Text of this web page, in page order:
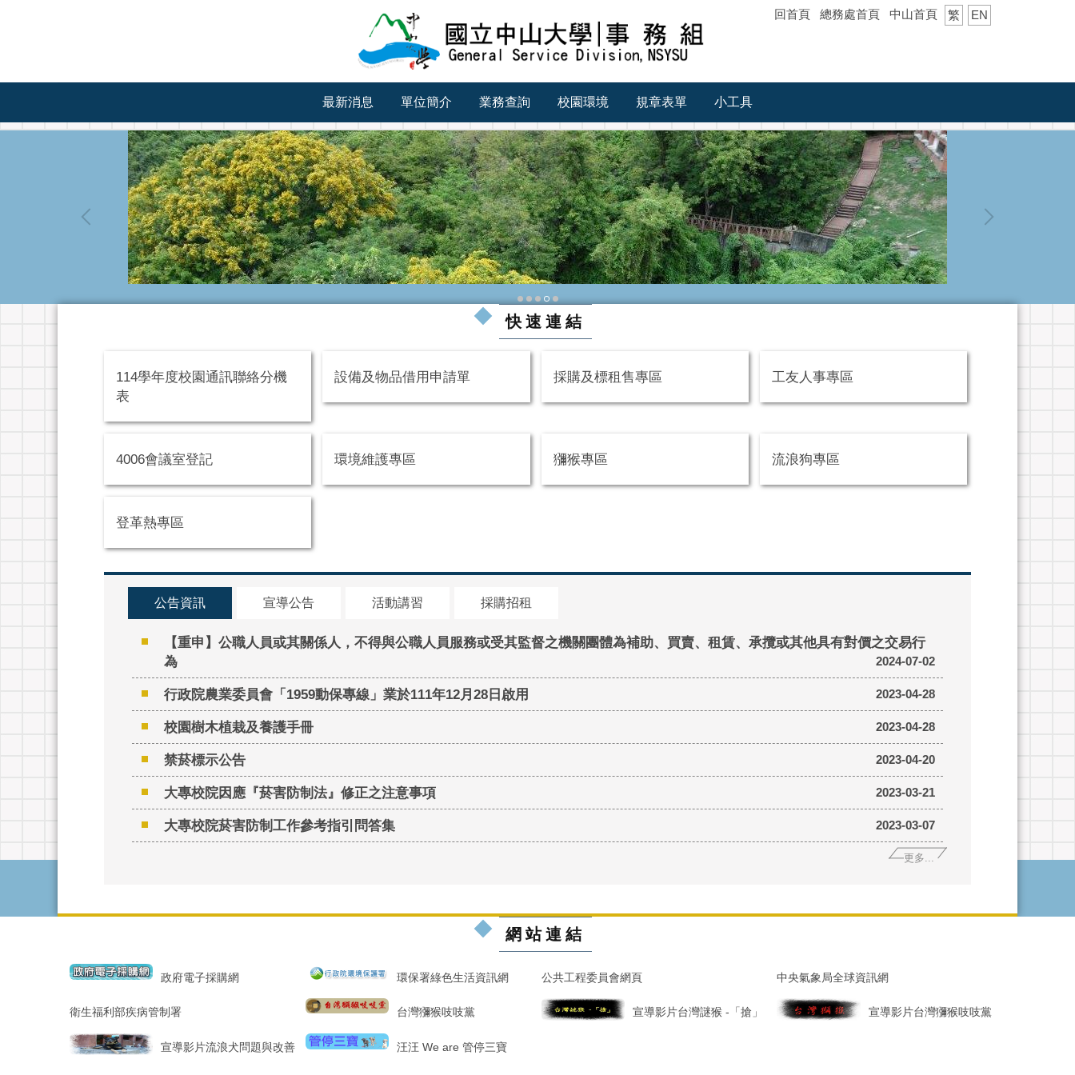
內
回首頁 總務處首頁 中山首頁 繁 EN
最新消息 單位簡介 業務查詢 校園環境 規章表單 小工具
快速連結
114學年度校園通訊聯絡分機
表
設備及物品借用申請單 採購及標租售專區 工友人事專區
4006會議室登記 環境維護專區 獼猴專區 流浪狗專區
登革熱專區
公告資訊 宣導公告 活動講習 採購招租
【重申】公職人員或其關係人，不得與公職人員服務或受其監督之機關團體為補助、買賣、租賃、承攬或其他具有對價之交易行
為
2024-07-02
行政院農業委員會「1959動保專線」業於111年12月28日啟用 2023-04-28
校園樹木植栽及養護手冊 2023-04-28
禁菸標示公告 2023-04-20
大專校院因應『菸害防制法』修正之注意事項 2023-03-21
大專校院菸害防制工作參考指引問答集 2023-03-07
更多...
網站連結
政府電子採購網 環保署綠色生活資訊網 公共工程委員會網頁 中央氣象局全球資訊網
衛生福利部疾病管制署 台灣獼猴吱吱黨 宣導影片台灣謎猴 -「搶」 宣導影片台灣獼猴吱吱黨
宣導影片流浪犬問題與改善 汪汪 We are 管停三寶